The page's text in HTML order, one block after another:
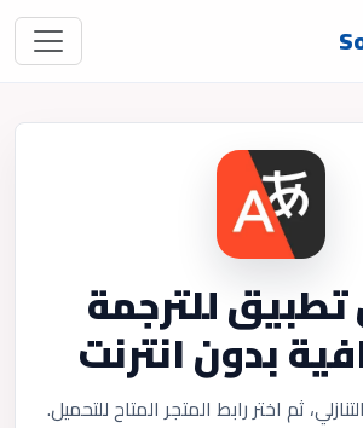
للترجمة
بدون انترنت
ثم اختر رابط المتجر المتاح للتحميل.